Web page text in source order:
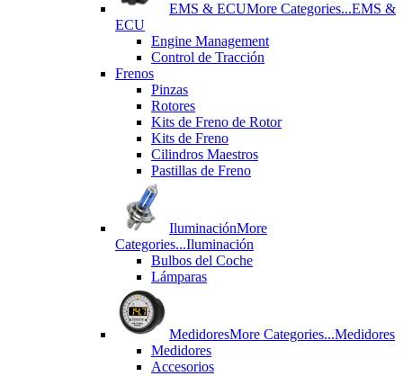
EMS & ECUMore Categories...EMS &
ECU
Engine Management
Control de Tracción
Frenos
Pinzas
Rotores
Kits de Freno de Rotor
Kits de Freno
Cilindros Maestros
Pastillas de Freno
IluminaciónMore
Categories...Iluminación
Bulbos del Coche
Lámparas
MedidoresMore Categories...Medidores
Medidores
Accesorios